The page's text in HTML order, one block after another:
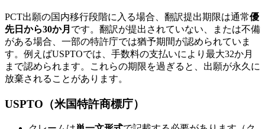
PCT出願の国内移行段階に入る場合、翻訳提出期限は通常優
先日から30か月 です。翻訳が提出されていない、または不備
がある場合、一部の特許庁では猶予期間が認められていま
す。例えばUSPTOでは、手数料の支払いにより最大32か月
まで認められます。これらの期限を過ぎると、出願が永久に
放棄されることがあります。
USPTO（米国特許商標庁）